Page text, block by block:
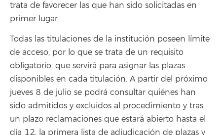
trata de favorecer las que han sido solicitadas en
primer lugar.
Todas las titulaciones de la institución poseen límite
de acceso, por lo que se trata de un requisito
obligatorio, que servirá para asignar las plazas
disponibles en cada titulación. A partir del próximo
jueves 8 de julio se podrá consultar quiénes han
sido admitidos y excluidos al procedimiento y tras
un plazo reclamaciones que estará abierto hasta el
día 12, la primera lista de adjudicación de plazas y